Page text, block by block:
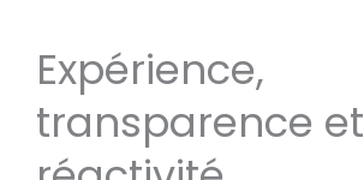
Expérience,
transparence et